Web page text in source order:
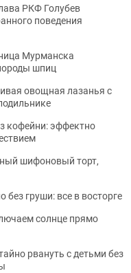
РКФ Голубев
поведения
Мурманска
шпиц
овощная лазанья с
кофейни: эффектно
шифоновый торт,
без груши: все в восторге
солнце прямо
рвануть с детьми без